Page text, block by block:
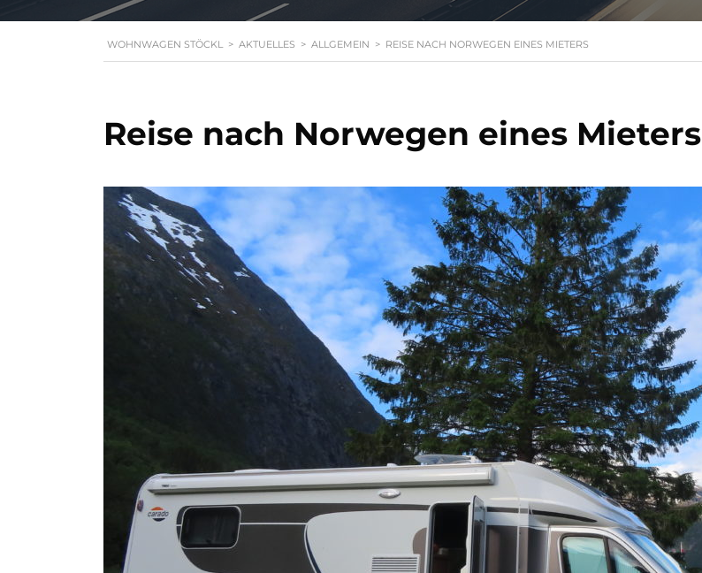
WOHNWAGEN STÖCKL > AKTUELLES > ALLGEMEIN > REISE NACH NORWEGEN EINES MIETERS
Reise nach Norwegen eines Mieters